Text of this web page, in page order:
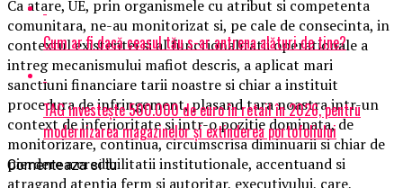
Ca atare, UE, prin organismele cu atribut si competenta
comunitara, ne-au monitorizat si, pe cale de consecinta, in
contextul existentei si al functionalitatii operationale a
intreg mecanismului mafiot descris, a aplicat mari
sanctiuni financiare tarii noastre si chiar a instituit
procedura de infringement, plasand tara noastra intr-un
context de inferioritate si intr-o pozitie dominata, de
monitorizare, continua, circumscrisa diminuarii si chiar de
pierdere a credibilitatii institutionale, accentuand si
atragand atentia ferm si autoritar, executivului, care,
Cum ar fi dacă ceasul tău s-ar antrena alături de tine?
TAG investește 500.000 de euro în retail în 2026, pentru
modernizarea magazinelor și extinderea portofoliului
Comenteaza si tu